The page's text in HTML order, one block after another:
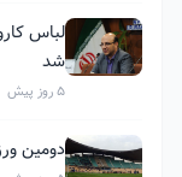
لباس
شد
5 روز پیش
دومین